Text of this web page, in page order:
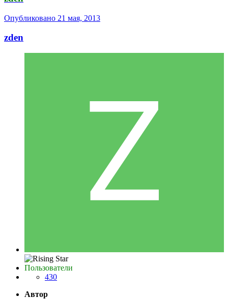
Опубликовано 21 мая, 2013
zden
Пользователи
430
Автор